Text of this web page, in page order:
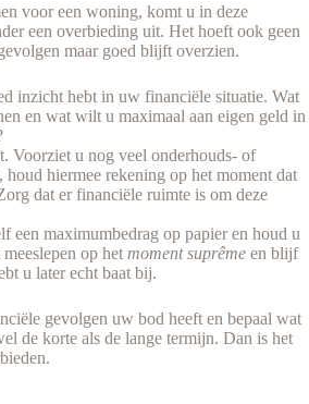
voor een woning, komt u in deze
een overbieding uit. Het hoeft ook geen
maar goed blijft overzien.
inzicht hebt in uw financiële situatie. Wat
en wat wilt u maximaal aan eigen geld in
Voorziet u nog veel onderhouds- of
hiermee rekening op het moment dat
dat er financiële ruimte is om deze
een maximumbedrag op papier en houd u
op het moment suprême en blijf
u later echt baat bij.
gevolgen uw bod heeft en bepaal wat
de korte als de lange termijn. Dan is het